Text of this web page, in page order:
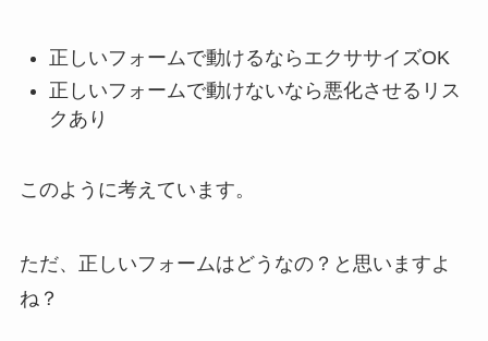
正しいフォームで動けるならエクササイズOK
正しいフォームで動けないなら悪化させるリス
クあり
このように考えています。
ただ、正しいフォームはどうなの？と思いますよ
ね？